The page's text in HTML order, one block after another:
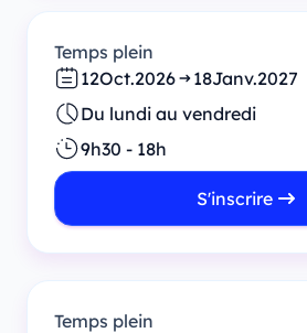
Temps plein
12Oct.2026 18Janv.2027
Du lundi au vendredi
9h30 - 18h
S'inscrire
Temps plein